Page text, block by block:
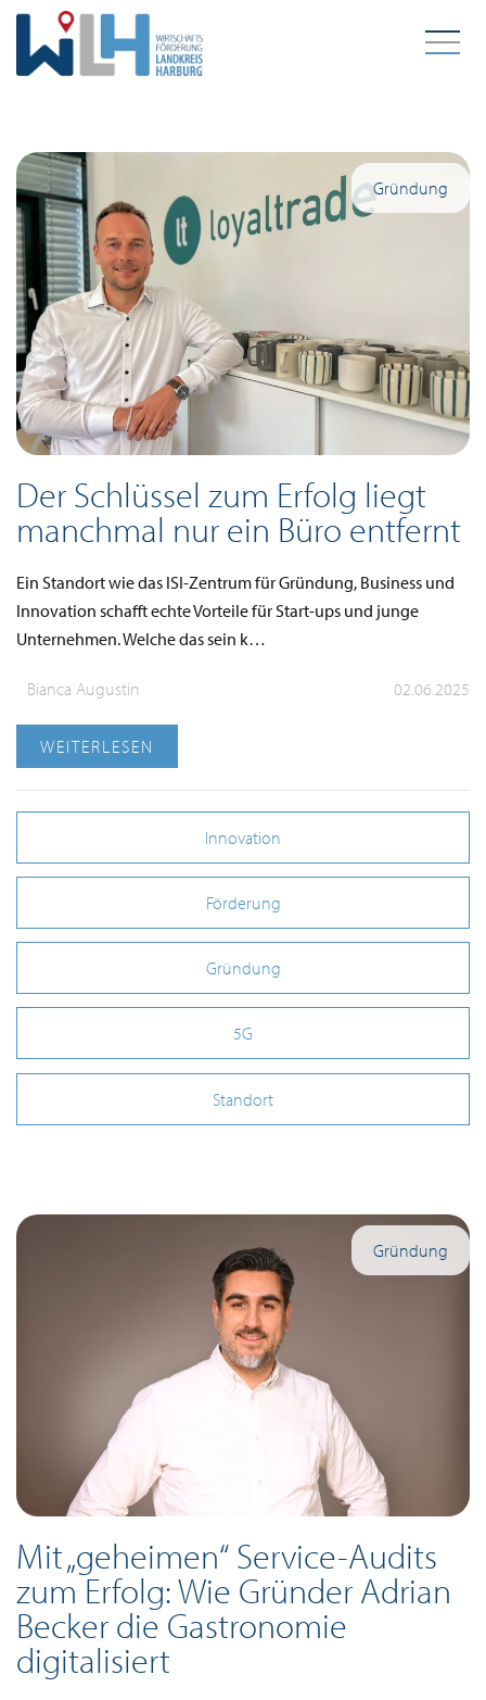
Zum Hauptinhalt springen
Gründung
Der Schlüssel zum Erfolg liegt
manchmal nur ein Büro entfernt
Ein Standort wie das ISI-Zentrum für Gründung, Business und
Innovation schafft echte Vorteile für Start-ups und junge
Unternehmen. Welche das sein k…
Bianca Augustin 02.06.2025
WEITERLESEN
Innovation
Förderung
Gründung
5G
Standort
Gründung
Mit „geheimen“ Service-Audits
zum Erfolg: Wie Gründer Adrian
Becker die Gastronomie
digitalisiert